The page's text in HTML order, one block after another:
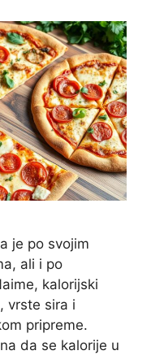
je po svojim
ali i po
kalorijski
vrste sira i
pripreme.
da se kalorije u